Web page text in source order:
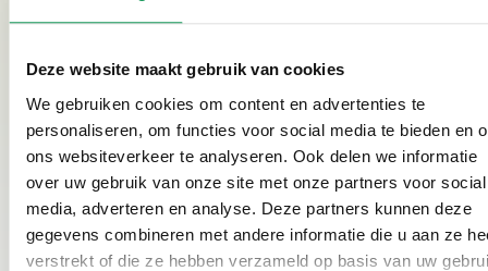
Deze website maakt gebruik van cookies
We gebruiken cookies om content en advertenties te
personaliseren, om functies voor social media te bieden en
ons websiteverkeer te analyseren. Ook delen we informatie
over uw gebruik van onze site met onze partners voor social
media, adverteren en analyse. Deze partners kunnen deze
gegevens combineren met andere informatie die u aan ze
verstrekt of die ze hebben verzameld op basis van uw
trennen können. Dabei recyceln wir alle Grünabfälle,
die wir bei Garten- und Waldarbeiten sammeln. Für
keine schädlichen Spritzmittel. Wir streben eine
natürliche und gesunde Umgebung für unsere Gäste
und die umliegende Natur an.